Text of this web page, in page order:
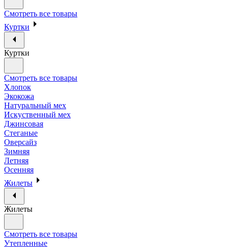
Смотреть все товары
Куртки
Куртки
Смотреть все товары
Хлопок
Экокожа
Натуральный мех
Искуственный мех
Джинсовая
Стеганые
Оверсайз
Зимняя
Летняя
Осенняя
Жилеты
Жилеты
Смотреть все товары
Утепленные